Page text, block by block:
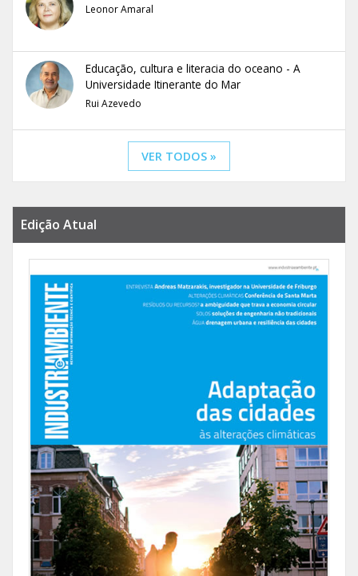
Leonor Amaral
Educação, cultura e literacia do oceano - A
Universidade Itinerante do Mar
Rui Azevedo
VER TODOS »
Edição Atual